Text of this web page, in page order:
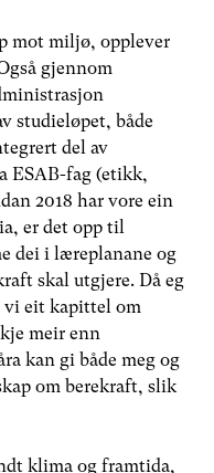
mot miljø, opplever
gjennom
studieløpet, både
del av
ESAB-fag (etikk,
2018 har vore ein
er det opp til
dei i læreplanane og
skal utgjere. Då eg
vi eit kapittel om
meir enn
kan gi både meg og
om berekraft, slik
klima og framtida,